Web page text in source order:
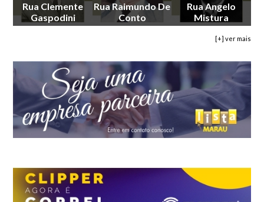
Rua Clemente
Gaspodini
Rua Raimundo De
Conto
Rua Angelo
Mistura
[+] ver mais